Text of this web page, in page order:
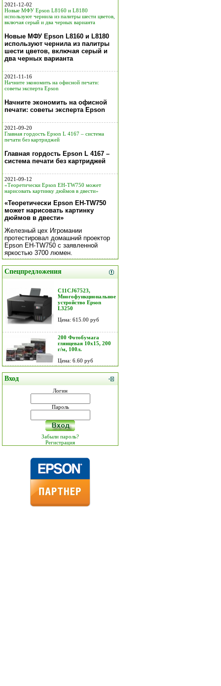
2021-12-02
Новые МФУ Epson L8160 и L8180
используют чернила из палитры шести цветов,
включая серый и два черных варианта
Новые МФУ Epson L8160 и L8180
используют чернила из палитры
шести цветов, включая серый и
два черных варианта
2021-11-16
Начните экономить на офисной печати:
советы эксперта Epson
Начните экономить на офисной
печати: советы эксперта Epson
2021-09-20
Главная гордость Epson L 4167 – система
печати без картриджей
Главная гордость Epson L 4167 –
система печати без картриджей
2021-09-12
«Теоретически Epson EH-TW750 может
нарисовать картинку дюймов в двести»
«Теоретически Epson EH-TW750
может нарисовать картинку
дюймов в двести»
Железный цех Игромании
протестировал домашний проектор
Epson EH-TW750 с заявленной
яркостью 3700 люмен.
Спецпредложения
C11CJ67523,
Многофункциональное
устройство Epson
L3250
Цена: 615.00 руб
200 Фотобумага
глянцевая 10х15, 200
г/м, 100л.
Цена: 6.60 руб
Вход
Логин
Пароль
Забыли пароль?
Регистрация